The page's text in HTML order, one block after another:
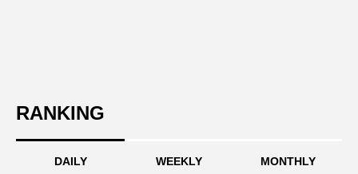
RANKING
DAILY WEEKLY MONTHLY